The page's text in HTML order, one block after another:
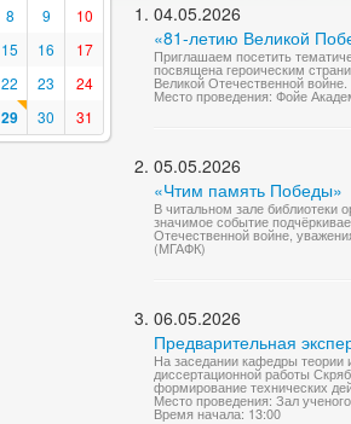
8 9
10
15 16
17
22 23 24
29 30 31
04.05.2026
«81-летию Великой
Приглашаем посетить
посвящена героическим
Великой Отечественной войне.
Место проведения: Фойе
05.05.2026
«Чтим память Победы»
В читальном зале библиотеки
значимое событие
Отечественной войне,
(МГАФК)
06.05.2026
Предварительная
На заседании кафедры теории
диссертационной работы
формирование технических
Место проведения: Зал
Время начала: 13:00